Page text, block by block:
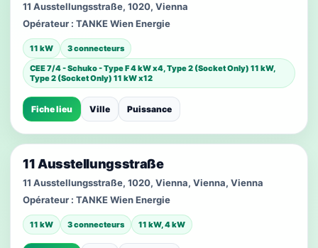
11 Ausstellungsstraße, 1020, Vienna
Opérateur : TANKE Wien Energie
11 kW
3 connecteurs
CEE 7/4 - Schuko - Type F 4 kW x4, Type 2 (Socket Only) 11 kW,
Type 2 (Socket Only) 11 kW x12
Fiche lieu Ville Puissance
11 Ausstellungsstraße
11 Ausstellungsstraße, 1020, Vienna, Vienna, Vienna
Opérateur : TANKE Wien Energie
11 kW 3 connecteurs 11 kW, 4 kW